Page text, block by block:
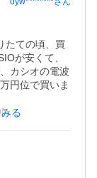
たての頃、買
が安くて、
カシオの電波
円位で買いま
の CM が、
ていた通り
ます。
る